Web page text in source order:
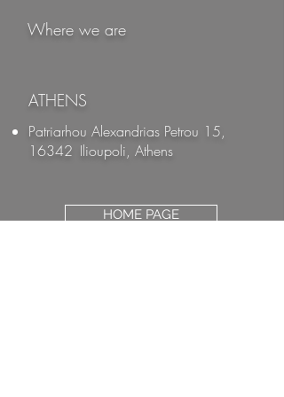
Where we are
ATHENS
Patriarhou Alexandrias Petrou 15,
16342 Ilioupoli, Athens​
HOME PAGE